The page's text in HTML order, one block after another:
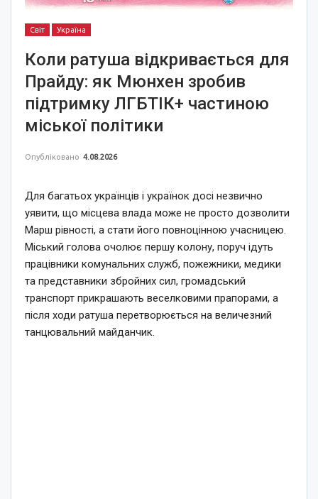
Світ Україна
Коли ратуша відкривається для
Прайду: як Мюнхен зробив
підтримку ЛГБТІК+ частиною
міської політики
Опубліковано 4.08.2026
Для багатьох українців і українок досі незвично
уявити, що місцева влада може не просто дозволити
Марш рівності, а стати його повноцінною учасницею.
Міський голова очолює першу колону, поруч ідуть
працівники комунальних служб, пожежники, медики
та представники збройних сил, громадський
транспорт прикрашають веселковими прапорами, а
після ходи ратуша перетворюється на величезний
танцювальний майданчик.